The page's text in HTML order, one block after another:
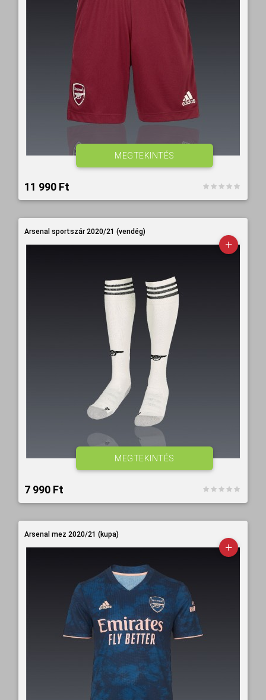
11 990 Ft‎
MEGTEKINTÉS
Arsenal sportszár 2020/21 (vendég)
7 990 Ft‎
MEGTEKINTÉS
Arsenal mez 2020/21 (kupa)